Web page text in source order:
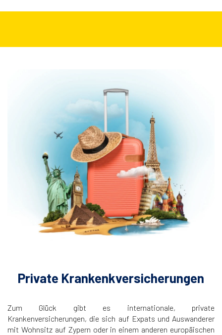
Private Krankenkversicherungen
Zum Glück gibt es internationale, private
Krankenversicherungen, die sich auf Expats und Auswanderer
mit Wohnsitz auf Zypern oder in einem anderen europäischen